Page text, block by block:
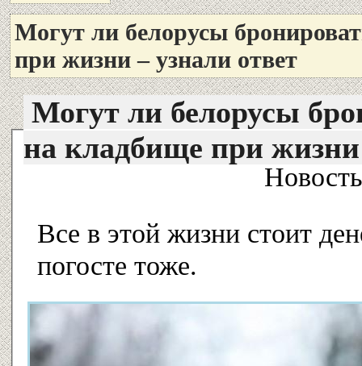
Могут ли белорусы
при жизни – узнали ответ
Могут ли белорусы
на кладбище при
Все в этой жизни стоит
погосте тоже.